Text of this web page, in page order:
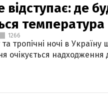
відступає: де
1266
тропічні ночі в
очікується